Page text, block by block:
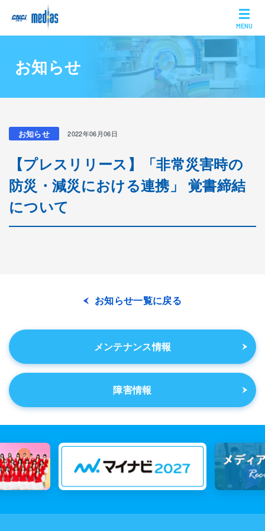
MENU
お知らせ
お知らせ 2022年06月06日
【プレスリリース】「非常災害時の
防災・減災における連携」 覚書締結
について
お知らせ一覧に戻る
メンテナンス情報
障害情報